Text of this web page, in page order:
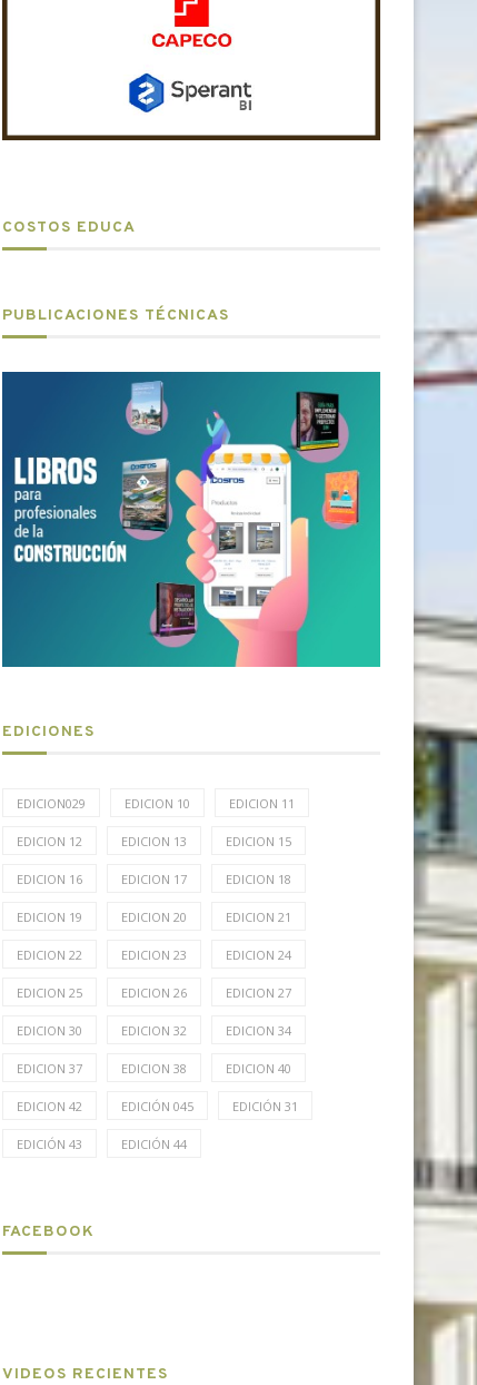
COSTOS EDUCA
PUBLICACIONES TÉCNICAS
EDICIONES
EDICION029 EDICION 10 EDICION 11
EDICION 12 EDICION 13 EDICION 15
EDICION 16 EDICION 17 EDICION 18
EDICION 19 EDICION 20 EDICION 21
EDICION 22 EDICION 23 EDICION 24
EDICION 25 EDICION 26 EDICION 27
EDICION 30 EDICION 32 EDICION 34
EDICION 37 EDICION 38 EDICION 40
EDICION 42 EDICIÓN 045 EDICIÓN 31
EDICIÓN 43 EDICIÓN 44
FACEBOOK
VIDEOS RECIENTES